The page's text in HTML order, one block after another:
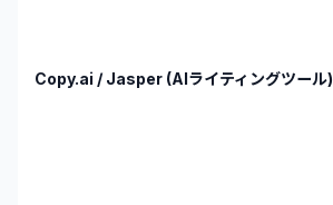
Copy.ai / Jasper (AIライティングツール)